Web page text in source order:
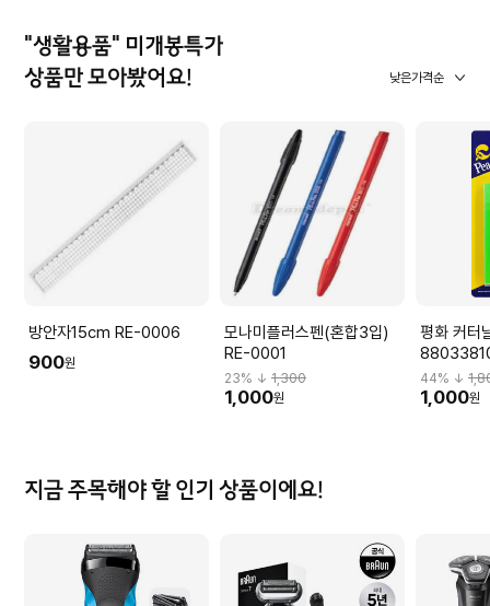
"생활용품" 미개봉특가
상품만 모아봤어요!
낮은가격순
방안자15cm RE-0006
900원
모나미플러스펜(혼합3입)
RE-0001
23% ↓1,300
1,000원
평화 커터
44% ↓
1,000원
지금 주목해야 할 인기 상품이에요!